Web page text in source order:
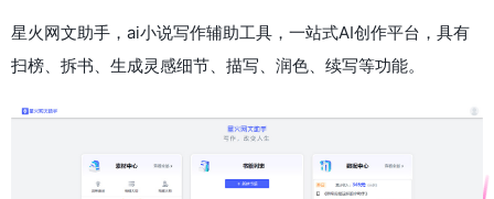
星火网文助手，ai小说写作辅助工具，一站式AI创作平台，具有
扫榜、拆书、生成灵感细节、描写、润色、续写等功能。